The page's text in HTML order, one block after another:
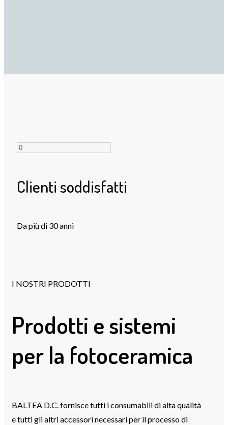
Clienti soddisfatti
Da più di 30 anni
I NOSTRI PRODOTTI
Prodotti e sistemi
per la fotoceramica
BALTEA D.C. fornisce tutti i consumabili di alta qualità
e tutti gli altri accessori necessari per il processo di